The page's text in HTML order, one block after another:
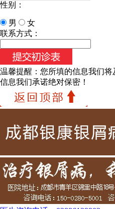
性别：
男
女
联系方式：
温馨提醒： 您所填的信息我们将
信息我们承诺绝对保密！